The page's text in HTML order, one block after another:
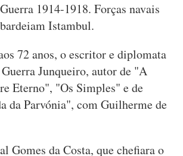
1914-1918. Forças navais
Istambul.
72 anos, o escritor e diplomata
Junqueiro, autor de "A
Eterno", "Os Simples" e de
da Parvónia", com Guilherme de
Gomes da Costa, que chefiara o